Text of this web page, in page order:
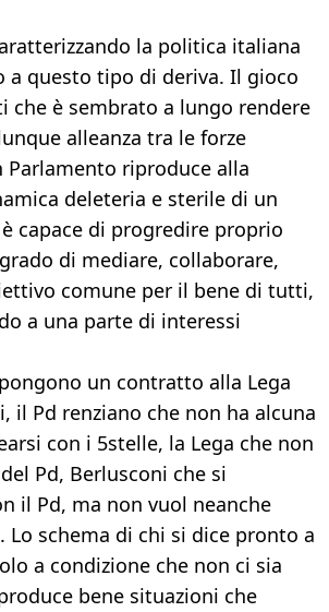
la politica italiana
a questo tipo di deriva. Il gioco
che è sembrato a lungo rendere
alleanza tra le forze
Parlamento riproduce alla
deleteria e sterile di un
capace di progredire proprio
di mediare, collaborare,
comune per il bene di tutti,
a una parte di interessi
un contratto alla Lega
il Pd renziano che non ha alcuna
con i 5stelle, la Lega che non
Pd, Berlusconi che si
il Pd, ma non vuol neanche
Lo schema di chi si dice pronto a
a condizione che non ci sia
bene situazioni che